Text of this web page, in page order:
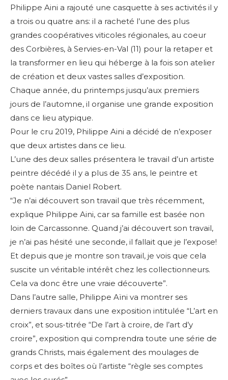
Philippe Aini a rajouté une casquette à ses activités il y
a trois ou quatre ans: il a racheté l’une des plus
grandes coopératives viticoles régionales, au coeur
des Corbières, à Servies-en-Val (11) pour la retaper et
la transformer en lieu qui héberge à la fois son atelier
de création et deux vastes salles d’exposition.
Chaque année, du printemps jusqu’aux premiers
jours de l’automne, il organise une grande exposition
dans ce lieu atypique.
Pour le cru 2019, Philippe Aini a décidé de n’exposer
que deux artistes dans ce lieu.
L’une des deux salles présentera le travail d’un artiste
peintre décédé il y a plus de 35 ans, le peintre et
poète nantais Daniel Robert.
“Je n’ai découvert son travail que très récemment,
explique Philippe Aini, car sa famille est basée non
loin de Carcassonne. Quand j’ai découvert son travail,
je n’ai pas hésité une seconde, il fallait que je l’expose!
Et depuis que je montre son travail, je vois que cela
suscite un véritable intérêt chez les collectionneurs.
Cela va donc être une vraie découverte”.
Dans l’autre salle, Philippe Aïni va montrer ses
derniers travaux dans une exposition intitulée “L’art en
croix”, et sous-titrée “De l’art à croire, de l’art d’y
croire”, exposition qui comprendra toute une série de
grands Christs, mais également des moulages de
corps et des boîtes où l’artiste “règle ses comptes